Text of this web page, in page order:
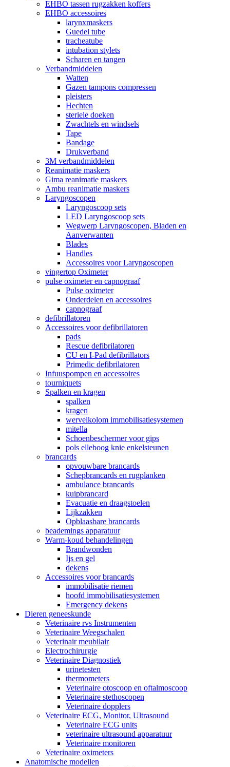
EHBO tassen rugzakken koffers
EHBO accessoires
larynxmaskers
Guedel tube
tracheatube
intubation stylets
Scharen en tangen
Verbandmiddelen
Watten
Gazen tampons compressen
pleisters
Hechten
steriele doeken
Zwachtels en windsels
Tape
Bandage
Drukverband
3M verbandmiddelen
Reanimatie maskers
Gima reanimatie maskers
Ambu reanimatie maskers
Laryngoscopen
Laryngoscoop sets
LED Laryngoscoop sets
Wegwerp Laryngoscopen, Bladen en
Aanverwanten
Blades
Handles
Accessoires voor Laryngoscopen
vingertop Oximeter
pulse oximeter en capnograaf
Pulse oximeter
Onderdelen en accessoires
capnograaf
defibrillatoren
Accessoires voor defibrillatoren
pads
Rescue defibrilatoren
CU en I-Pad defibrillators
Primedic defibrilatoren
Infuuspompen en accessoires
tourniquets
Spalken en kragen
spalken
kragen
wervelkolom immobilisatiesystemen
mitella
Schoenbeschermer voor gips
pols elleboog knie enkelsteunen
brancards
opvouwbare brancards
Schepbrancards en rugplanken
ambulance brancards
kuipbrancard
Evacuatie en draagstoelen
Lijkzakken
Opblaasbare brancards
beademings apparatuur
Warm-koud behandelingen
Brandwonden
Ijs en gel
dekens
Accessoires voor brancards
immobilisatie riemen
hoofd immobilisatiesystemen
Emergency dekens
Dieren geneeskunde
Veterinaire rvs Instrumenten
Veterinaire Weegschalen
Veterinair meubilair
Electrochirurgie
Veterinaire Diagnostiek
urinetesten
thermometers
Veterinaire otoscoop en oftalmoscoop
Veterinaire stethoscopen
Veterinaire dopplers
Veterinaire ECG, Monitor, Ultrasound
Veterinaire ECG units
veterinaire ultrasound apparatuur
Veterinaire monitoren
Veterinaire oximeters
Anatomische modellen